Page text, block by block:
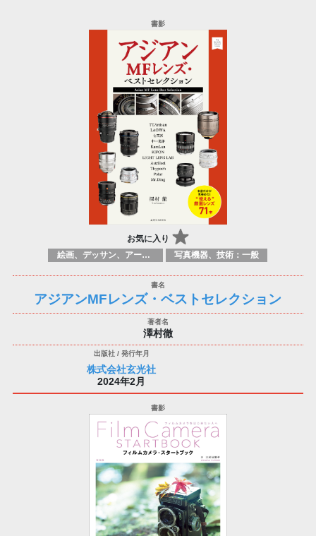
お気に入り
絵画、デッサン、アートマニュアル 写真機器、技術：一般
アジアンMFレンズ・ベストセレクション
澤村徹
株式会社玄光社
2024年2月